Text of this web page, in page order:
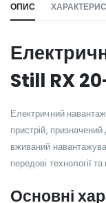
ОПИС
Still RX
Електричний
пристрій,
вживаний
передові технології
Основні